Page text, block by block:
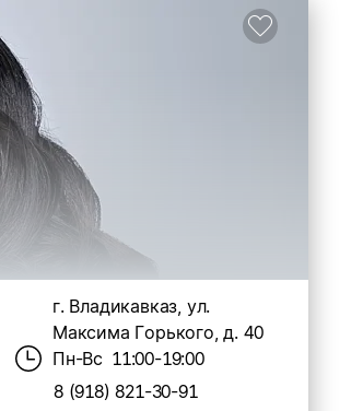
г. Владикавказ, ул.
Максима Горького, д. 40
Пн-Вс 11:00-19:00
8 (918) 821-30-91